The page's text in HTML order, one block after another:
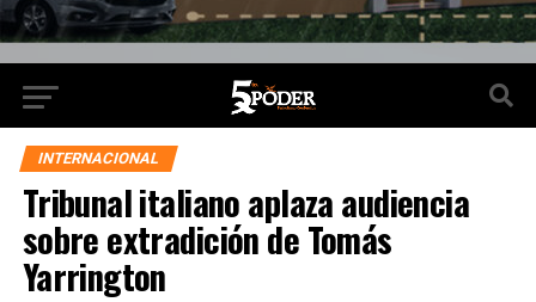
INTERNACIONAL
Tribunal italiano aplaza audiencia
sobre extradición de Tomás
Yarrington